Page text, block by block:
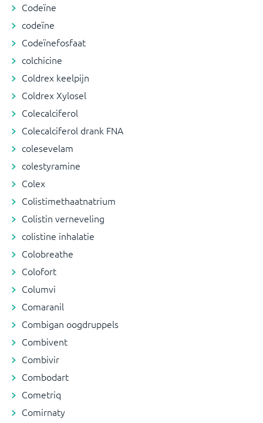
Codeïne
codeïne
Codeïnefosfaat
colchicine
Coldrex keelpijn
Coldrex Xylosel
Colecalciferol
Colecalciferol drank FNA
colesevelam
colestyramine
Colex
Colistimethaatnatrium
Colistin verneveling
colistine inhalatie
Colobreathe
Colofort
Columvi
Comaranil
Combigan oogdruppels
Combivent
Combivir
Combodart
Cometriq
Comirnaty